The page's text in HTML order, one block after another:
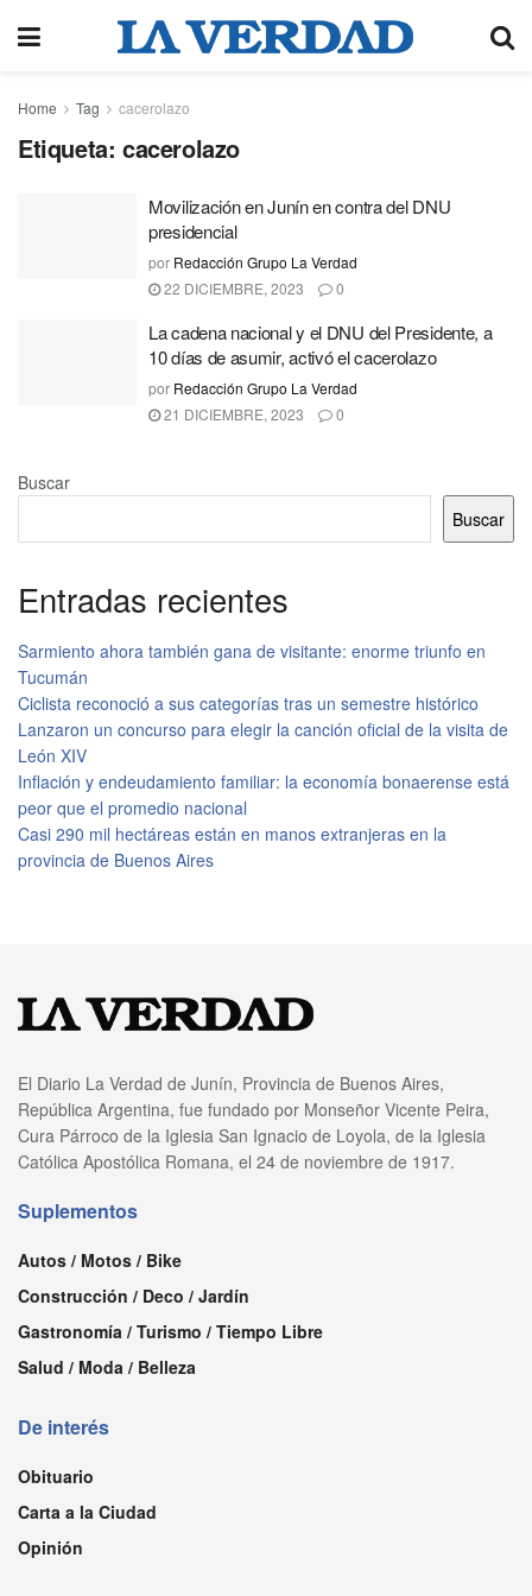
Home Tag cacerolazo
Etiqueta: cacerolazo
Movilización en Junín en contra del DNU
presidencial
por Redacción Grupo La Verdad
22 DICIEMBRE, 2023
0
La cadena nacional y el DNU del Presidente, a
10 días de asumir, activó el cacerolazo
por Redacción Grupo La Verdad
21 DICIEMBRE, 2023
0
Buscar
Buscar
Entradas recientes
Sarmiento ahora también gana de visitante: enorme triunfo en
Tucumán
Ciclista reconoció a sus categorías tras un semestre histórico
Lanzaron un concurso para elegir la canción oficial de la visita de
León XIV
Inflación y endeudamiento familiar: la economía bonaerense está
peor que el promedio nacional
Casi 290 mil hectáreas están en manos extranjeras en la
provincia de Buenos Aires
El Diario La Verdad de Junín, Provincia de Buenos Aires,
República Argentina, fue fundado por Monseñor Vicente Peira,
Cura Párroco de la Iglesia San Ignacio de Loyola, de la Iglesia
Católica Apostólica Romana, el 24 de noviembre de 1917.
Suplementos
Autos / Motos / Bike
Construcción / Deco / Jardín
Gastronomía / Turismo / Tiempo Libre
Salud / Moda / Belleza
De interés
Obituario
Carta a la Ciudad
Opinión